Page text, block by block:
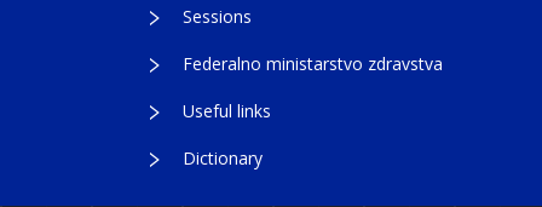
Sessions
Federalno ministarstvo zdravstva
Useful links
Dictionary